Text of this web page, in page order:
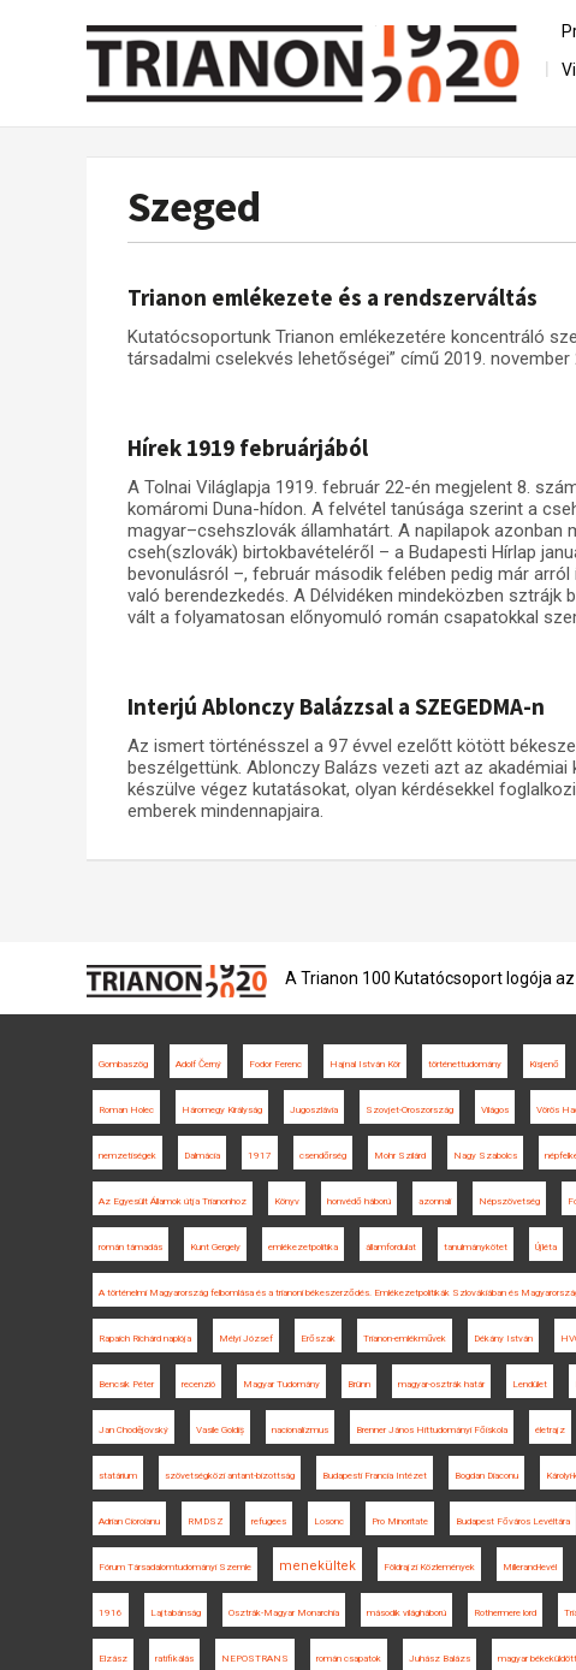
Szeged
Trianon emlékezete és a rendszerváltás
Kutatócsoportunk Trianon emlékezetére koncentráló
társadalmi cselekvés lehetőségei” című 2019.
Hírek 1919 februárjából
A Tolnai Világlapja 1919. február 22-én megjelent 8.
komáromi Duna-hídon. A felvétel tanúsága szerint a
magyar–csehszlovák államhatárt. A napilapok
cseh(szlovák) birtokbavételéről – a Budapesti Hírlap
bevonulásról –, február második felében pedig már
való berendezkedés. A Délvidéken mindeközben sztrájk
vált a folyamatosan előnyomuló román csapatokkal
Interjú Ablonczy Balázzsal a SZEGEDMA-n
Az ismert történésszel a 97 évvel ezelőtt kötött
beszélgettünk. Ablonczy Balázs vezeti azt az
készülve végez kutatásokat, olyan kérdésekkel
emberek mindennapjaira.
A Trianon 100 Kutatócsoport logója
Gombaszög Adolf Černý Fodor Ferenc Hajnal István Kör történettudomány Kisjenő
Roman Holec Háromegy Királyság Jugoszlávia Szovjet-Oroszország Világos Vörös
nemzetiségek Dalmácia 1917 csendőrség Mohr Szilárd Nagy Szabolcs
Az Egyesült Államok útja Trianonhoz Könyv honvédő háború azonnali Népszövetség
román támadás Kunt Gergely emlékezetpolitika államfordulat tanulmánykötet Újléta
A történelmi Magyarország felbomlása és a trianoni békeszerződés. Emlékezetpolitikák Szlovákiában és
Rapaich Richárd naplója Mélyi József Erőszak Trianon-emlékművek Dékány István
Bencsik Péter recenzió Magyar Tudomány Brünn magyar-osztrák határ Lendület
Jan Chodějovský Vasile Goldiș nacionalizmus Brenner János Hittudományi Főiskola életrajz
statárium szövetségközi antant-bizottság Budapesti Francia Intézet Bogdan Diaconu
Adrian Cioroianu RMDSZ refugees Losonc Pro Minoritate Budapest Főváros Levéltára
Fórum Társadalomtudományi Szemle menekültek Földrajzi Közlemények Millerand-levél
1916 Lajtabánság Osztrák-Magyar Monarchia második világháború Rothermere lord
Elzász ratifikálás NEPOSTRANS román csapatok Juhász Balázs magyar